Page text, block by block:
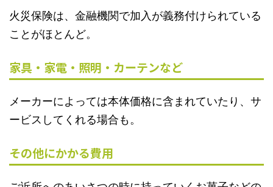
火災保険は、金融機関で加入が義務付けられている
ことがほとんど。
家具・家電・照明・カーテンなど
メーカーによっては本体価格に含まれていたり、サ
ービスしてくれる場合も。
その他にかかる費用